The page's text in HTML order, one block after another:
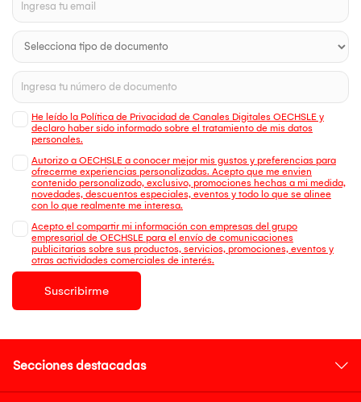
He leído la Política de Privacidad de Canales Digitales OECHSLE y
declaro haber sido informado sobre el tratamiento de mis datos
personales.
Autorizo a OECHSLE a conocer mejor mis gustos y preferencias para
ofrecerme experiencias personalizadas. Acepto que me envien
contenido personalizado, exclusivo, promociones hechas a mi medida,
novedades, descuentos especiales, eventos y todo lo que se alinee
con lo que realmente me interesa.
Acepto el compartir mi información con empresas del grupo
empresarial de OECHSLE para el envío de comunicaciones
publicitarias sobre sus productos, servicios, promociones, eventos y
otras actividades comerciales de interés.
Suscribirme
Secciones destacadas